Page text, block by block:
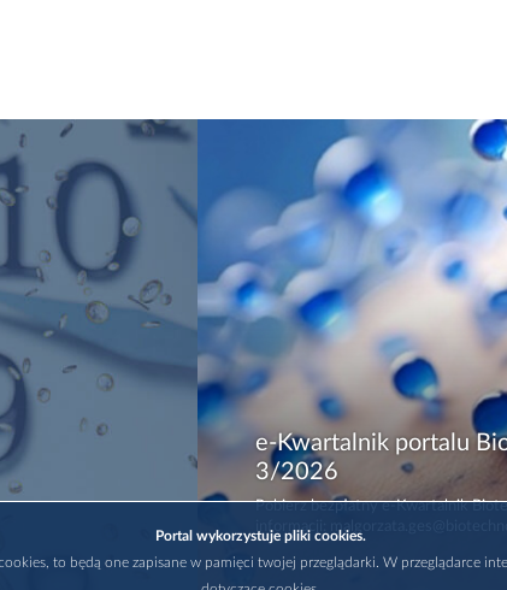
e-Kwartalnik portalu
3/2026
Pobierz bezpłatny e-Kwartalnik
informacji:
Portal wykorzystuje pliki cookies.
to będą one zapisane w pamięci twojej przeglądarki. W przeglądarce